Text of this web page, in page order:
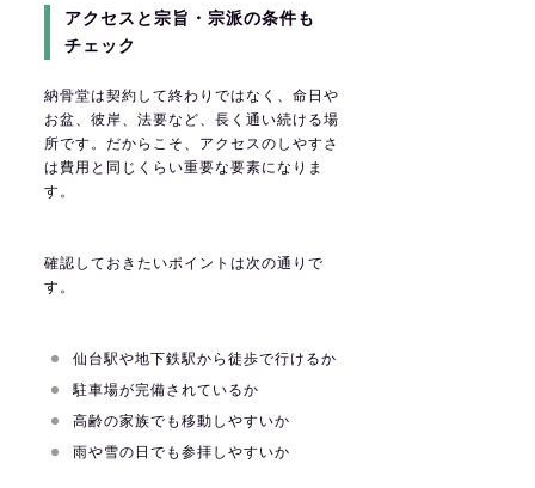
アクセスと宗旨・宗派の条件も
チェック
納骨堂は契約して終わりではなく、命日や
お盆、彼岸、法要など、長く通い続ける場
所です。だからこそ、アクセスのしやすさ
は費用と同じくらい重要な要素になりま
す。
確認しておきたいポイントは次の通りで
す。
仙台駅や地下鉄駅から徒歩で行けるか
駐車場が完備されているか
高齢の家族でも移動しやすいか
雨や雪の日でも参拝しやすいか